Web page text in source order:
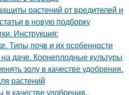
растений от вредителей и
в новую подборку
Инструкция:
Типы почв и их особенности
даче. Корнеплодные культуры
золу в качестве удобрения.
растений
в качестве удобрения.